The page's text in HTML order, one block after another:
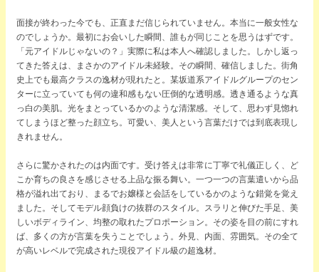
面接が終わった今でも、正直まだ信じられていません。本当に一般女性な
のでしょうか。最初にお会いした瞬間、誰もが同じことを思うはずです。
「元アイドルじゃないの？」実際に私は本人へ確認しました。しかし返っ
てきた答えは、まさかのアイドル未経験。その瞬間、確信しました。街角
史上でも最高クラスの逸材が現れたと。某坂道系アイドルグループのセン
ターに立っていても何の違和感もない圧倒的な透明感。透き通るような真
っ白の美肌。光をまとっているかのような清潔感。そして、思わず見惚れ
てしまうほど整った顔立ち。可愛い、美人という言葉だけでは到底表現し
きれません。
さらに驚かされたのは内面です。受け答えは非常に丁寧で礼儀正しく、ど
こか育ちの良さを感じさせる上品な振る舞い。一つ一つの言葉遣いから品
格が溢れ出ており、まるでお嬢様と会話をしているかのような錯覚を覚え
ました。そしてモデル顔負けの抜群のスタイル。スラリと伸びた手足、美
しいボディライン、均整の取れたプロポーション。その姿を目の前にすれ
ば、多くの方が言葉を失うことでしょう。外見、内面、雰囲気。その全て
が高いレベルで完成された現役アイドル級の超逸材。